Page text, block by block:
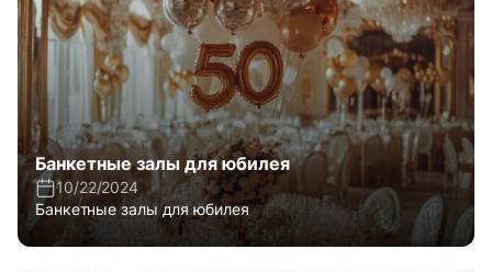
Банкетные залы для юбилея
10/22/2024
Банкетные залы для юбилея